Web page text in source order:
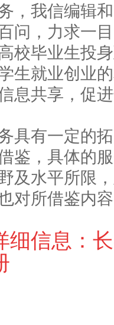
，我信编辑
问，力求一
校毕业生投
生就业创业
息共享，促
具有一定的
鉴，具体的
及水平所限
对所借鉴内
细信息：